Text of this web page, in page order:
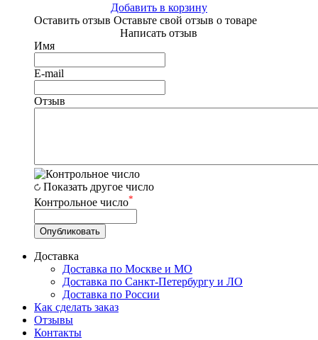
Добавить в корзину
Оставить отзыв Оставьте свой отзыв о товаре
Написать отзыв
Имя
E-mail
Отзыв
Показать другое число
Контрольное число*
Доставка
Доставка по Москве и МО
Доставка по Санкт-Петербургу и ЛО
Доставка по России
Как сделать заказ
Отзывы
Контакты